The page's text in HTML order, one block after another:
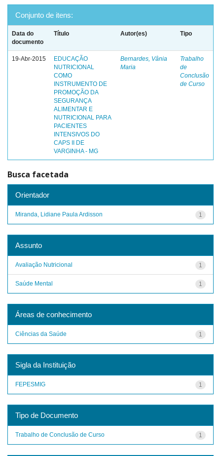
Conjunto de itens:
Data do
documento
Título Autor(es) Tipo
19-Abr-2015
EDUCAÇÃO
NUTRICIONAL
COMO
INSTRUMENTO DE
PROMOÇÃO DA
SEGURANÇA
ALIMENTAR E
NUTRICIONAL PARA
PACIENTES
INTENSIVOS DO
CAPS II DE
VARGINHA - MG
Bernardes, Vânia
Maria
Trabalho
de
Conclusão
de Curso
Busca facetada
Orientador
1
Miranda, Lidiane Paula Ardisson
Assunto
1
Avaliação Nutricional
1
Saúde Mental
Áreas de conhecimento
1
Ciências da Saúde
Sigla da Instituição
1
FEPESMIG
Tipo de Documento
1
Trabalho de Conclusão de Curso